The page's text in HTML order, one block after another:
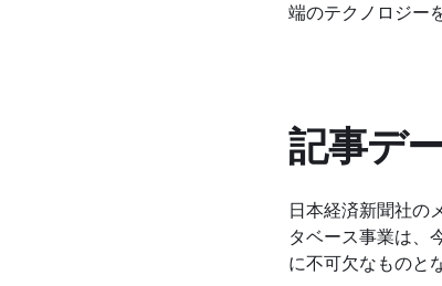
端のテクノロジー
記事デ
日本経済新聞社の
タベース事業は、
に不可欠なものと